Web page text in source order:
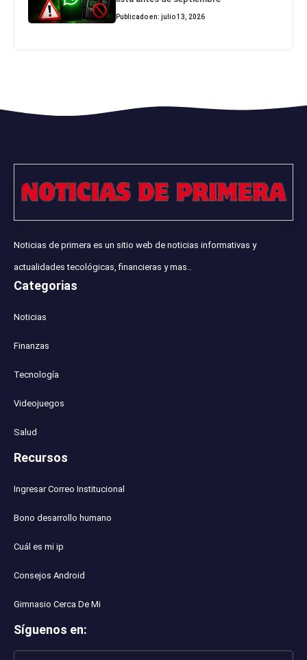
Publicado en: julio 13, 2026
Noticias de primera es un sitio web de noticias informativas y
actualidades tecológicas, financieras y mas..
Categorias
Noticias
Finanzas
Tecnología
Videojuegos
Salud
Recursos
Ingresar Correo Institucional
Bono desarrollo humano
Cuál es mi ip
Consejos Android
Gimnasio Cerca De Mi
Síguenos en: